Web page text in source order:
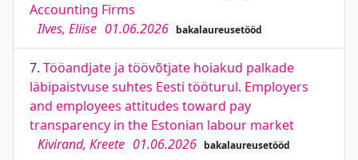
Accounting Firms
Ilves, Eliise 01.06.2026 bakalaureusetööd
7. Tööandjate ja töövõtjate hoiakud palkade
läbipaistvuse suhtes Eesti tööturul. Employers
and employees attitudes toward pay
transparency in the Estonian labour market
Kivirand, Kreete 01.06.2026 bakalaureusetööd